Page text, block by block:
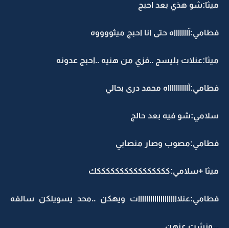
ميثا:شو هذي بعد احبج
فطامي:آاااااااه حتى انا احبج ميثووووه
ميثا:عنلات بليسج ..فزي من هنيه ..احبج عدونه
فطامي:آااااااااااه محمد درى بحالي
سلامي:شو فيه بعد حالج
فطامي:مصوب وصار منصابي
ميثا +سلامي:ككككككككككككككككك
فطامي:عنلاااااااااااااااااااات ويهكن ..محد يسويلكن سالفه
...ونشت عنهن